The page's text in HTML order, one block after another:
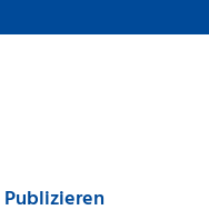
Publizieren